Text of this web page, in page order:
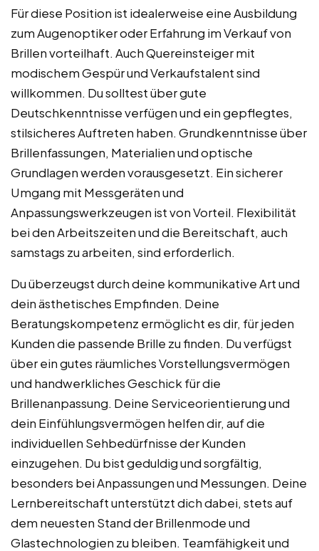
Für diese Position ist idealerweise eine Ausbildung
zum Augenoptiker oder Erfahrung im Verkauf von
Brillen vorteilhaft. Auch Quereinsteiger mit
modischem Gespür und Verkaufstalent sind
willkommen. Du solltest über gute
Deutschkenntnisse verfügen und ein gepflegtes,
stilsicheres Auftreten haben. Grundkenntnisse über
Brillenfassungen, Materialien und optische
Grundlagen werden vorausgesetzt. Ein sicherer
Umgang mit Messgeräten und
Anpassungswerkzeugen ist von Vorteil. Flexibilität
bei den Arbeitszeiten und die Bereitschaft, auch
samstags zu arbeiten, sind erforderlich.
Du überzeugst durch deine kommunikative Art und
dein ästhetisches Empfinden. Deine
Beratungskompetenz ermöglicht es dir, für jeden
Kunden die passende Brille zu finden. Du verfügst
über ein gutes räumliches Vorstellungsvermögen
und handwerkliches Geschick für die
Brillenanpassung. Deine Serviceorientierung und
dein Einfühlungsvermögen helfen dir, auf die
individuellen Sehbedürfnisse der Kunden
einzugehen. Du bist geduldig und sorgfältig,
besonders bei Anpassungen und Messungen. Deine
Lernbereitschaft unterstützt dich dabei, stets auf
dem neuesten Stand der Brillenmode und
Glastechnologien zu bleiben. Teamfähigkeit und